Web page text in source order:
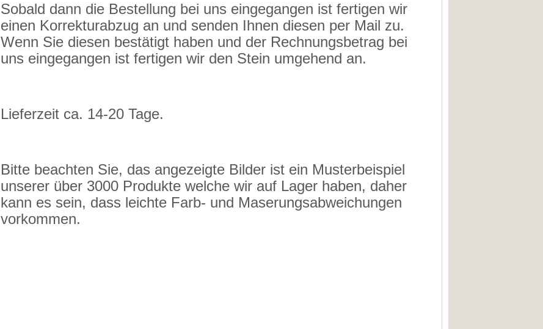
Sobald dann die Bestellung bei uns eingegangen ist fertigen wir
einen Korrekturabzug an und senden Ihnen diesen per Mail zu.
Wenn Sie diesen bestätigt haben und der Rechnungsbetrag bei
uns eingegangen ist fertigen wir den Stein umgehend an.
Lieferzeit ca. 14-20 Tage.
Bitte beachten Sie, das angezeigte Bilder ist ein Musterbeispiel
unserer über 3000 Produkte welche wir auf Lager haben, daher
kann es sein, dass leichte Farb- und Maserungsabweichungen
vorkommen.